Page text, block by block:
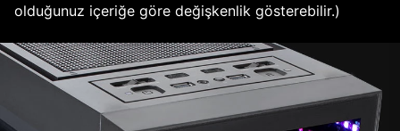
olduğunuz içeriğe göre değişkenlik gösterebilir.)